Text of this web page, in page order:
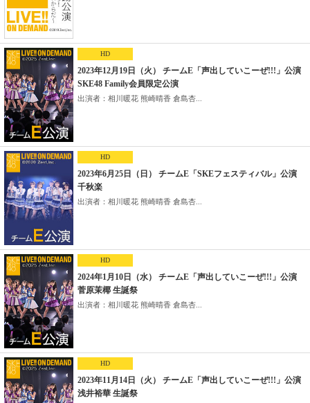
HD
2023年12月19日（火） チームE「声出していこーぜ!!!」公演
SKE48 Family会員限定公演
出演者：相川暖花 熊崎晴香 倉島杏...
HD
2023年6月25日（日） チームE「SKEフェスティバル」公演
千秋楽
出演者：相川暖花 熊崎晴香 倉島杏...
HD
2024年1月10日（水） チームE「声出していこーぜ!!!」公演
菅原茉椰 生誕祭
出演者：相川暖花 熊崎晴香 倉島杏...
HD
2023年11月14日（火） チームE「声出していこーぜ!!!」公演
浅井裕華 生誕祭